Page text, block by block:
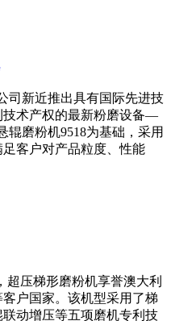
司新近推出具有国际先进技
技术产权的最新粉磨设备—
辊磨粉机9518为基础，采用
客户对产品粒度、性能
超压梯形磨粉机享誉澳大利
户国家。该机型采用了梯
动增压等五项磨机专利技